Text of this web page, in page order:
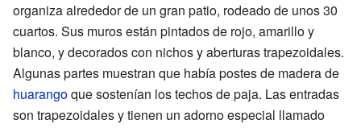
organiza alrededor de un gran patio, rodeado de unos 30
cuartos. Sus muros están pintados de rojo, amarillo y
blanco, y decorados con nichos y aberturas trapezoidales.
Algunas partes muestran que había postes de madera de
huarangoque sostenían los techos de paja. Las entradas
son trapezoidales y tienen un adorno especial llamado